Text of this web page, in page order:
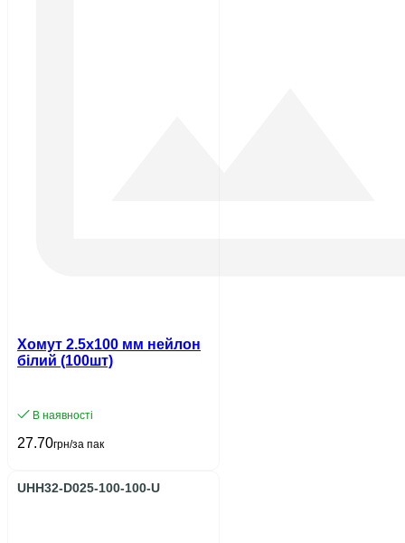
Хомут 2.5х100 мм нейлон
білий (100шт)
В наявності
27.70грн/за пак
UHH32-D025-100-100-U